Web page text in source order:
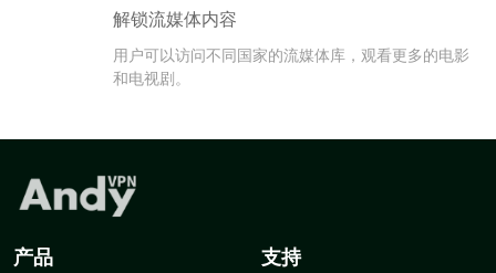
解锁流媒体内容
用户可以访问不同国家的流媒体库，观看更多的电影
和电视剧。
产品 支持